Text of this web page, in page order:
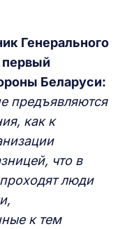
Генерального
Беларуси:
предъявляются
как к
что в
люди
к тем